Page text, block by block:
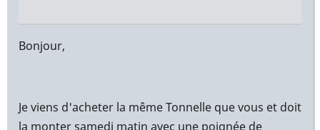
Bonjour,
Je viens d'acheter la même Tonnelle que vous et doit
la monter samedi matin avec une poignée de